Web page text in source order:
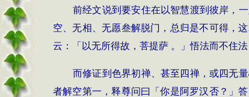
前经文说到要安住在以智慧渡到彼岸，
空、无相、无愿叁解脱门，总归是不可得，
云：「以无所得故，菩提萨 。」悟法而不住法
而修证到色界初禅、甚至四禅，或四无
者解空第一，释尊问曰「你是阿罗汉否？」